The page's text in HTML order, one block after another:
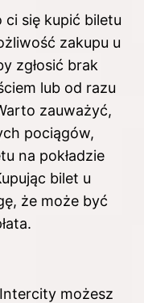
ci się kupić biletu
zakupu u
zgłosić brak
lub od razu
zauważyć,
pociągów,
na pokładzie
bilet u
że może być
możesz